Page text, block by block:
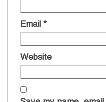
Email *
Website